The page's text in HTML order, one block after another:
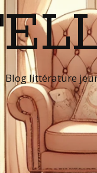
Blog littérature